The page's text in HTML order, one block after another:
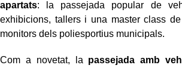
apartats: la passejada popular de
exhibicions, tallers i una master class
monitors dels poliesportius municipals.
Com a novetat, la passejada amb